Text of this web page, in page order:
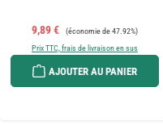
Prix de vente :
9,89 € Prix régulier :
(économie de 47.92%)
Prix TTC, frais de livraison en sus
AJOUTER AU PANIER